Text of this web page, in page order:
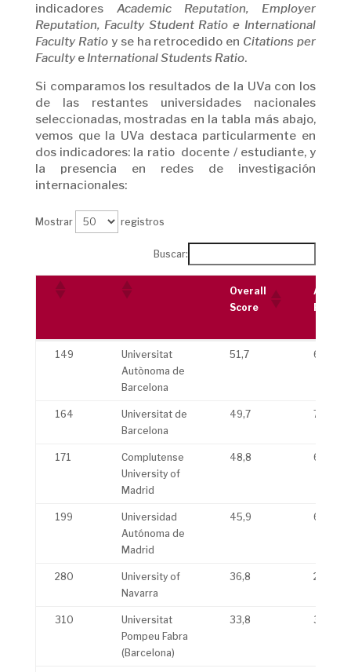
indicadores Academic Reputation, Employer
Reputation, Faculty Student Ratio e International
Faculty Ratioy se ha retrocedido en Citations per
Facultye International Students Ratio.
Si comparamos los resultados de la UVa con los
de las restantes universidades nacionales
seleccionadas, mostradas en la tabla más abajo,
vemos que la UVa destaca particularmente en
dos indicadores: la ratio docente / estudiante, y
la presencia en redes de investigación
internacionales:
Mostrar registros
Buscar:
Overall
Score
Overall
149
Universitat
Autònoma de
Barcelona
51,7 63,2
164
Universitat de
Barcelona
49,7 73,2
171
Complutense
University of
Madrid
48,8 68,2
199
Universidad
Autónoma de
Madrid
45,9 60,4
280
University of
Navarra
36,8 29
310
Universitat
Pompeu Fabra
(Barcelona)
33,8 30,9